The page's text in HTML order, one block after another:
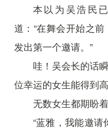
本以为吴浩民
道：“在舞会开始之
发出第一个邀请。”
哇！吴会长的话
位幸运的女生能得到
无数女生都期盼
“蓝雅，我能邀请